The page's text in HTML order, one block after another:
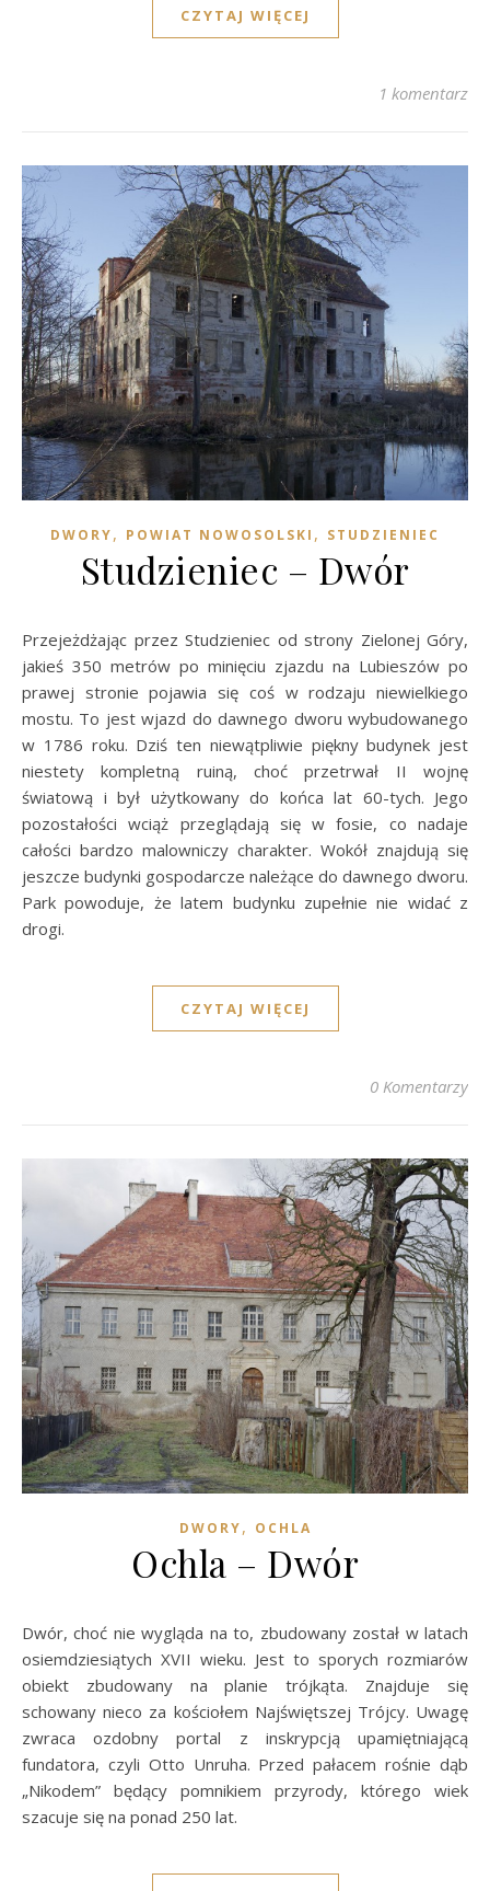
CZYTAJ WIĘCEJ
1 komentarz
DWORY, POWIAT NOWOSOLSKI , STUDZIENIEC
Studzieniec – Dwór
Przejeżdżając przez Studzieniec od strony Zielonej Góry,
jakieś 350 metrów po minięciu zjazdu na Lubieszów po
prawej stronie pojawia się coś w rodzaju niewielkiego
mostu. To jest wjazd do dawnego dworu wybudowanego
w 1786 roku. Dziś ten niewątpliwie piękny budynek jest
niestety kompletną ruiną, choć przetrwał II wojnę
światową i był użytkowany do końca lat 60-tych. Jego
pozostałości wciąż przeglądają się w fosie, co nadaje
całości bardzo malowniczy charakter. Wokół znajdują się
jeszcze budynki gospodarcze należące do dawnego dworu.
Park powoduje, że latem budynku zupełnie nie widać z
drogi.
CZYTAJ WIĘCEJ
0 Komentarzy
DWORY, OCHLA
Ochla – Dwór
Dwór, choć nie wygląda na to, zbudowany został w latach
osiemdziesiątych XVII wieku. Jest to sporych rozmiarów
obiekt zbudowany na planie trójkąta. Znajduje się
schowany nieco za kościołem Najświętszej Trójcy. Uwagę
zwraca ozdobny portal z inskrypcją upamiętniającą
fundatora, czyli Otto Unruha. Przed pałacem rośnie dąb
„Nikodem” będący pomnikiem przyrody, którego wiek
szacuje się na ponad 250 lat.